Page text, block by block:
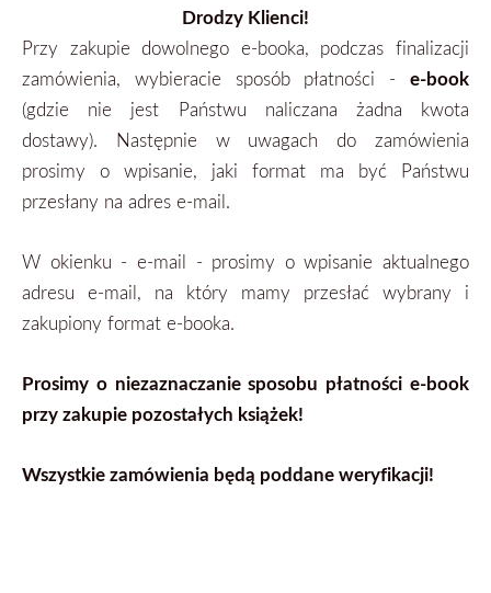
Drodzy Klienci!
Przy zakupie dowolnego e-booka, podczas finalizacji
zamówienia, wybieracie sposób płatności - e-book
(gdzie nie jest Państwu naliczana żadna kwota
dostawy). Następnie w uwagach do zamówienia
prosimy o wpisanie, jaki format ma być Państwu
przesłany na adres e-mail.
W okienku - e-mail - prosimy o wpisanie aktualnego
adresu e-mail, na który mamy przesłać wybrany i
zakupiony format e-booka.
Prosimy o niezaznaczanie sposobu płatności e-book
przy zakupie pozostałych książek!
Wszystkie zamówienia będą poddane weryfikacji!